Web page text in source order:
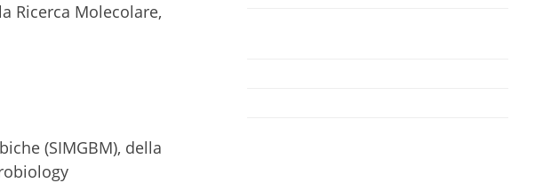
Ricerca Molecolare,
(SIMGBM), della